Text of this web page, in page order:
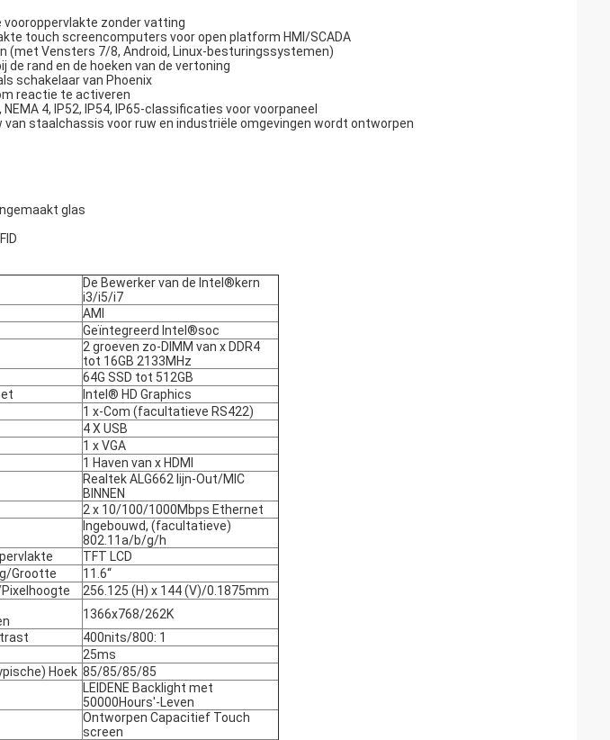
vooroppervlakte zonder vatting
touch screencomputers voor open platform HMI/SCADA
(met Vensters 7/8, Android, Linux-besturingssystemen)
de rand en de hoeken van de vertoning
schakelaar van Phoenix
reactie te activeren
4, IP52, IP54, IP65-classificaties voor voorpaneel
van staalchassis voor ruw en industriële omgevingen wordt ontworpen
glas
De Bewerker van de Intel®kern
i3/i5/i7
AMI
Geïntegreerd Intel®soc
2 groeven zo-DIMM van x DDR4
tot 16GB 2133MHz
64G SSD tot 512GB
Intel® HD Graphics
1 x-Com (facultatieve RS422)
4 X USB
1 x VGA
1 Haven van x HDMI
Realtek ALG662 lijn-Out/MIC
BINNEN
2 x 10/100/1000Mbps Ethernet
Ingebouwd, (facultatieve)
802.11a/b/g/h
TFT LCD
Grootte
11.6“
256.125 (H) x 144 (V)/0.1875mm
1366x768/262K
400nits/800: 1
25ms
Hoek 85/85/85/85
LEIDENE Backlight met
50000Hours'-Leven
Ontworpen Capacitief Touch
screen